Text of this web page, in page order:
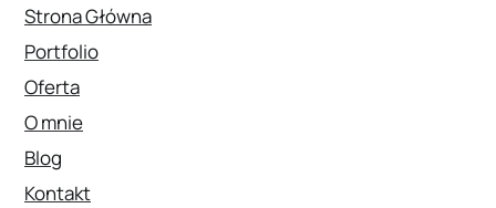
Strona Główna
Portfolio
Oferta
O mnie
Blog
Kontakt